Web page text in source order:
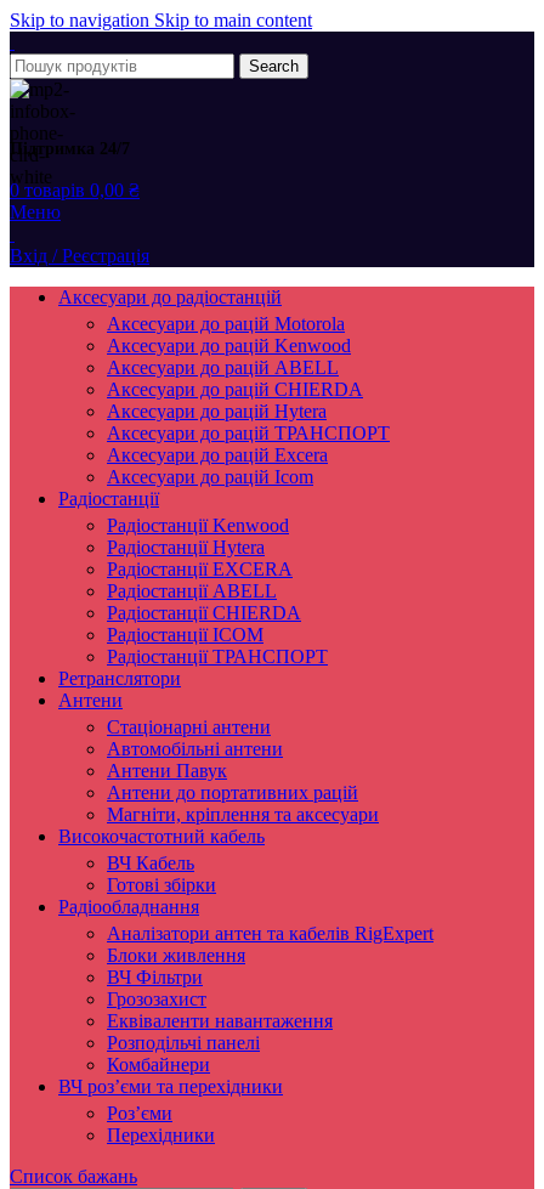
Skip to navigation Skip to main content
Search
Підтримка 24/7
0 товарів 0,00 ₴
Меню
Вхід / Реєстрація
Аксесуари до радіостанцій
Аксесуари до рацій Motorola
Аксесуари до рацій Kenwood
Аксесуари до рацій ABELL
Аксесуари до рацій CHIERDA
Аксесуари до рацій Hytera
Аксесуари до рацій ТРАНСПОРТ
Аксесуари до рацій Excera
Аксесуари до рацій Icom
Радіостанції
Радіостанції Kenwood
Радіостанції Hytera
Радіостанції EXCERA
Радіостанції ABELL
Радіостанції CHIERDA
Радіостанції ICOM
Радіостанції ТРАНСПОРТ
Ретранслятори
Антени
Стаціонарні антени
Автомобільні антени
Антени Павук
Антени до портативних рацій
Магніти, кріплення та аксесуари
Високочастотний кабель
ВЧ Кабель
Готові збірки
Радіообладнання
Аналізатори антен та кабелів RigExpert
Блоки живлення
ВЧ Фільтри
Грозозахист
Еквіваленти навантаження
Розподільчі панелі
Комбайнери
ВЧ роз’єми та перехідники
Роз’єми
Перехідники
Список бажань